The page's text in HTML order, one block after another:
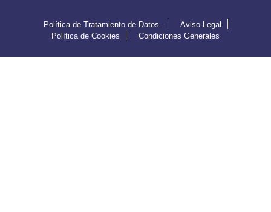
Política de Tratamiento de Datos.
Aviso Legal
Política de Cookies
Condiciones Generales